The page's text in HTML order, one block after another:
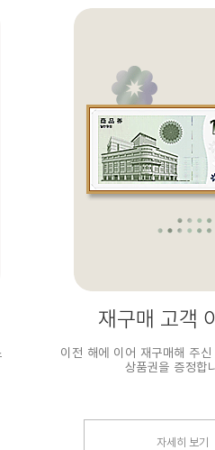
재구매 고객
이전 해에 이어 재구매해 주신
상품권을 증정합
자세히 보기